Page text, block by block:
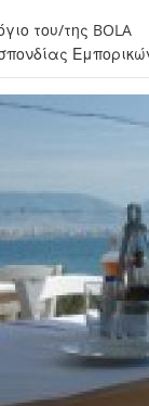
του/της BOLA